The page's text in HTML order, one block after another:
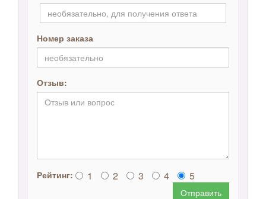
Номер заказа
Отзыв:
Рейтинг: 1 2 3 4 5
Отправить